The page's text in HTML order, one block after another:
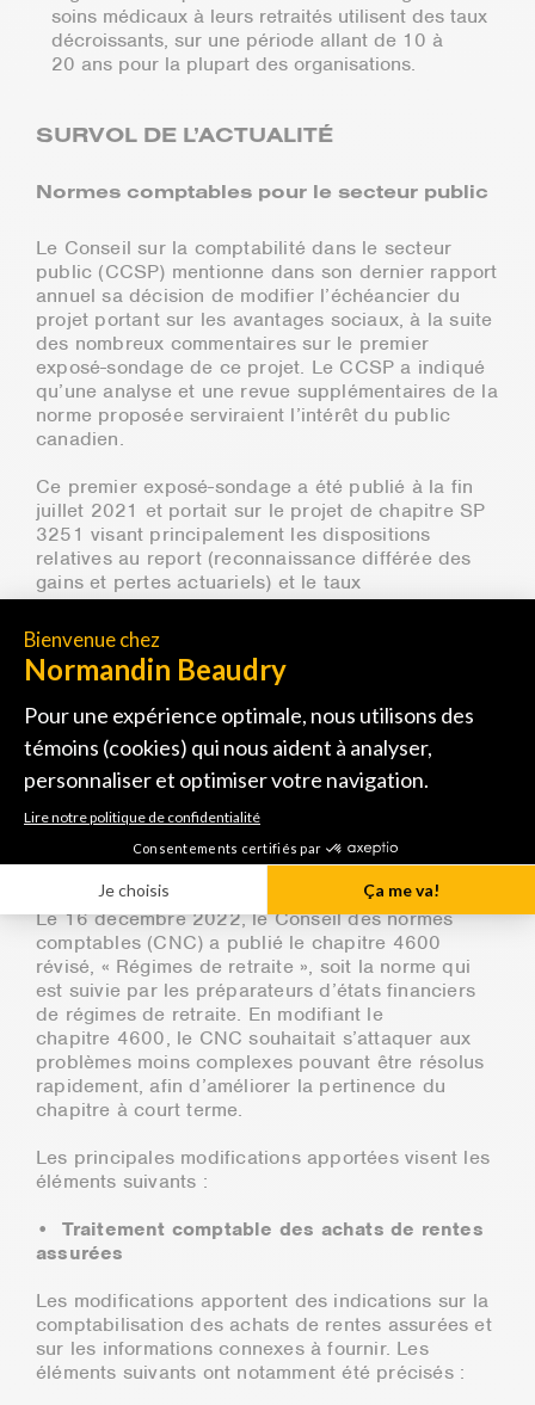
soins médicaux à leurs retraités utilisent des taux
décroissants, sur une période allant de 10 à
20 ans pour la plupart des organisations.
SURVOL DE L’ACTUALITÉ
Normes comptables pour le secteur public
Le Conseil sur la comptabilité dans le secteur
public (CCSP) mentionne dans son dernier rapport
annuel sa décision de modifier l’échéancier du
projet portant sur les avantages sociaux, à la suite
des nombreux commentaires sur le premier
exposé-sondage de ce projet. Le CCSP a indiqué
qu’une analyse et une revue supplémentaires de la
norme proposée serviraient l’intérêt du public
canadien.
Ce premier exposé-sondage a été publié à la fin
juillet 2021 et portait sur le projet de chapitre SP
3251 visant principalement les dispositions
relatives au report (reconnaissance différée des
gains et pertes actuariels) et le taux
d’actualisation. La norme proposée remplacerait
les chapitres SP 3250, « Avantages de retraite »,
et SP 3255, « Avantages postérieurs à l’emploi,
congés rémunérés et prestations de cessation
communiqué du mois d’août 2021pour un
sommaire des principales modifications
proposées.
Normes comptables pour les états
financiers de régimes de retraite
Le 16 décembre 2022, le Conseil des normes
comptables (CNC) a publié le chapitre 4600
révisé, « Régimes de retraite », soit la norme qui
est suivie par les préparateurs d’états financiers
de régimes de retraite. En modifiant le
chapitre 4600, le CNC souhaitait s’attaquer aux
problèmes moins complexes pouvant être résolus
rapidement, afin d’améliorer la pertinence du
chapitre à court terme.
Les principales modifications apportées visent les
éléments suivants :
• Traitement comptable des achats de rentes
assurées
Les modifications apportent des indications sur la
comptabilisation des achats de rentes assurées et
sur les informations connexes à fournir. Les
éléments suivants ont notamment été précisés :